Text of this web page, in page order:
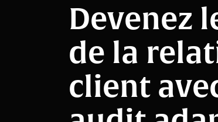
Devenez
de la
client